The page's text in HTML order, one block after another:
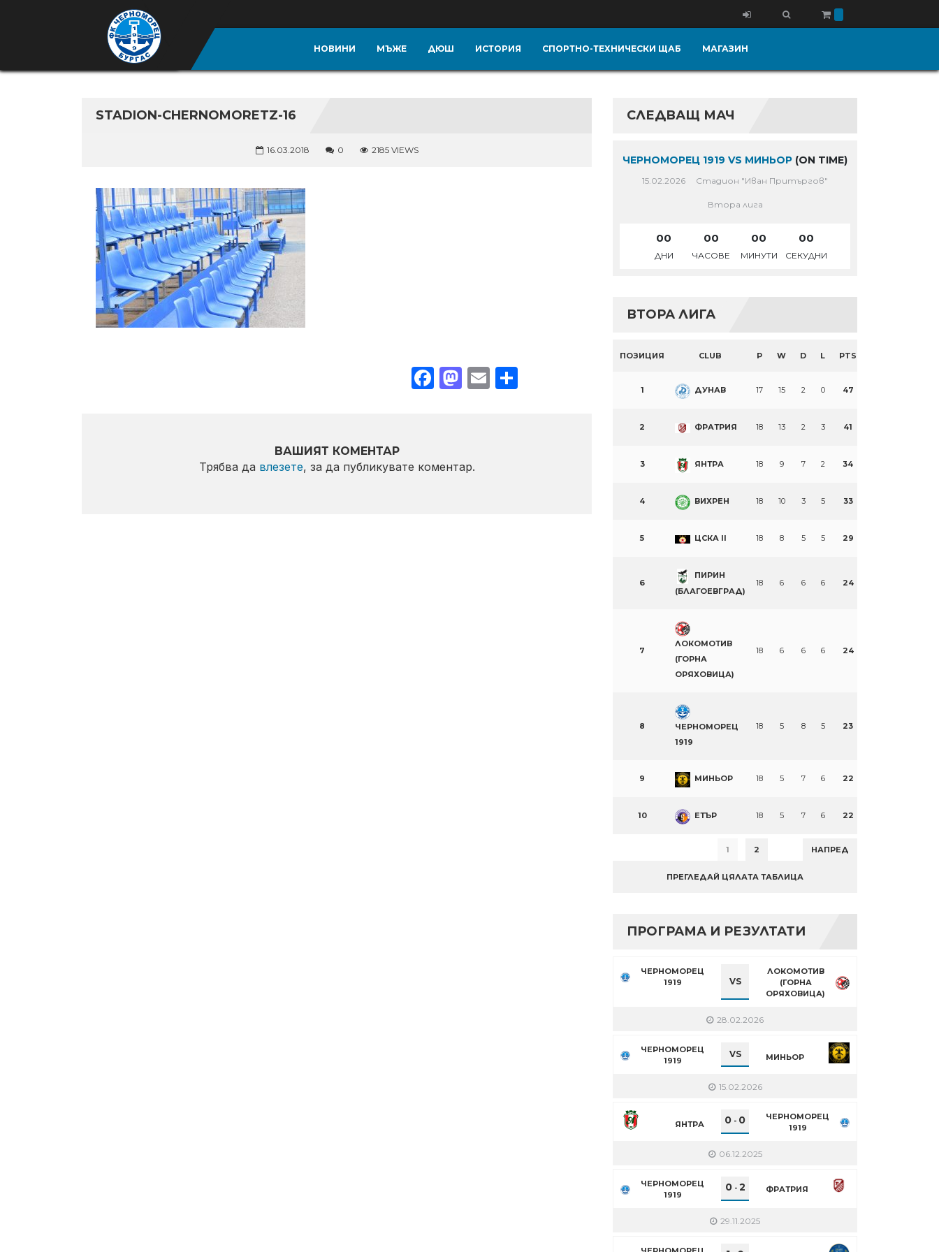
НОВИНИ МЪЖЕ ДЮШ ИСТОРИЯ СПОРТНО-ТЕХНИЧЕСКИ ЩАБ МАГАЗИН
STADION-CHERNOMORETZ-16
16.03.2018 0 2185 VIEWS
Facebook
Mastodon
EmailShare
ВАШИЯТ КОМЕНТАР
Трябва да влезете, за да публикувате коментар.
СЛЕДВАЩ МАЧ
ЧЕРНОМОРЕЦ 1919 VS МИНЬОР (ON TIME)
15.02.2026 Стадион "Иван Притъргов"
Втора лига
00
ДНИ
00
ЧАСОВЕ
00
МИНУТИ
00
СЕКУДНИ
ВТОРА ЛИГА
ПОЗИЦИЯ CLUB P W D L PTS
1 ДУНАВ 17 15 2 0 47
2 ФРАТРИЯ 18 13 2 3 41
3 ЯНТРА 18 9 7 2 34
4 ВИХРЕН 18 10 3 5 33
5 ЦСКА II 18 8 5 5 29
6
ПИРИН
(БЛАГОЕВГРАД)
18 6 6 6 24
7
ЛОКОМОТИВ
(ГОРНА
ОРЯХОВИЦА)
18 6 6 6 24
8
ЧЕРНОМОРЕЦ
1919
18 5 8 5 23
9 МИНЬОР 18 5 7 6 22
10 ЕТЪР 18 5 7 6 22
1 2 НАПРЕД
ПРЕГЛЕДАЙ ЦЯЛАТА ТАБЛИЦА
ПРОГРАМА И РЕЗУЛТАТИ
ЧЕРНОМОРЕЦ
1919
VS
ЛОКОМОТИВ
(ГОРНА
ОРЯХОВИЦА)
28.02.2026
ЧЕРНОМОРЕЦ
1919
VS МИНЬОР
15.02.2026
ЯНТРА 0 - 0
ЧЕРНОМОРЕЦ
1919
06.12.2025
ЧЕРНОМОРЕЦ
1919
0- 2 ФРАТРИЯ
29.11.2025